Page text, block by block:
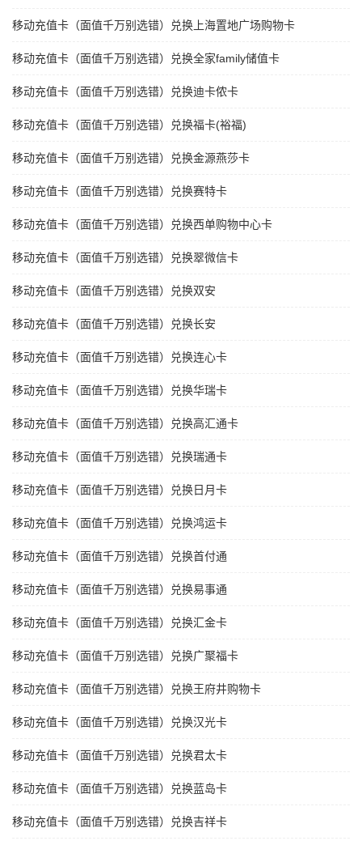
移动充值卡（面值千万别选错）兑换上海置地广场购物卡
移动充值卡（面值千万别选错）兑换全家family储值卡
移动充值卡（面值千万别选错）兑换迪卡侬卡
移动充值卡（面值千万别选错）兑换福卡(裕福)
移动充值卡（面值千万别选错）兑换金源燕莎卡
移动充值卡（面值千万别选错）兑换赛特卡
移动充值卡（面值千万别选错）兑换西单购物中心卡
移动充值卡（面值千万别选错）兑换翠微信卡
移动充值卡（面值千万别选错）兑换双安
移动充值卡（面值千万别选错）兑换长安
移动充值卡（面值千万别选错）兑换连心卡
移动充值卡（面值千万别选错）兑换华瑞卡
移动充值卡（面值千万别选错）兑换高汇通卡
移动充值卡（面值千万别选错）兑换瑞通卡
移动充值卡（面值千万别选错）兑换日月卡
移动充值卡（面值千万别选错）兑换鸿运卡
移动充值卡（面值千万别选错）兑换首付通
移动充值卡（面值千万别选错）兑换易事通
移动充值卡（面值千万别选错）兑换汇金卡
移动充值卡（面值千万别选错）兑换广聚福卡
移动充值卡（面值千万别选错）兑换王府井购物卡
移动充值卡（面值千万别选错）兑换汉光卡
移动充值卡（面值千万别选错）兑换君太卡
移动充值卡（面值千万别选错）兑换蓝岛卡
移动充值卡（面值千万别选错）兑换吉祥卡